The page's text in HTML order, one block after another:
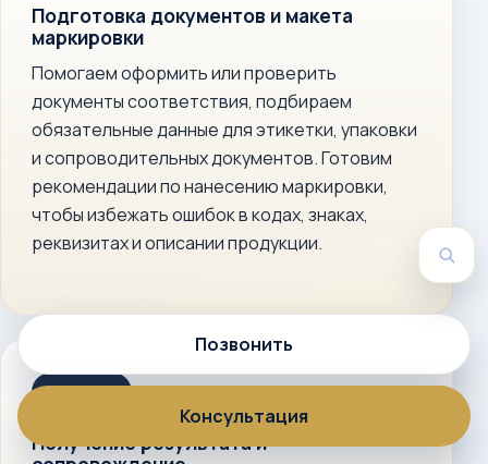
Подготовка документов и макета
маркировки
Помогаем оформить или проверить
документы соответствия, подбираем
обязательные данные для этикетки, упаковки
и сопроводительных документов. Готовим
рекомендации по нанесению маркировки,
чтобы избежать ошибок в кодах, знаках,
реквизитах и описании продукции.
Получение результата и
Позвонить
Консультация